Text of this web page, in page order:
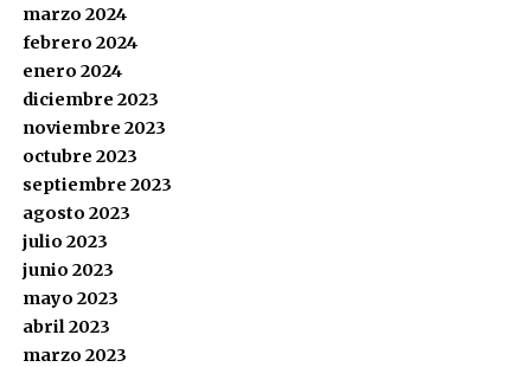
marzo 2024
febrero 2024
enero 2024
diciembre 2023
noviembre 2023
octubre 2023
septiembre 2023
agosto 2023
julio 2023
junio 2023
mayo 2023
abril 2023
marzo 2023